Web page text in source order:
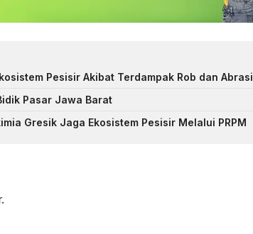
Pesisir Akibat Terdampak Rob dan Abrasi
Pasar Jawa Barat
Gresik Jaga Ekosistem Pesisir Melalui PRPM